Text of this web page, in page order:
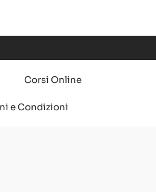
Corsi Online
e Condizioni